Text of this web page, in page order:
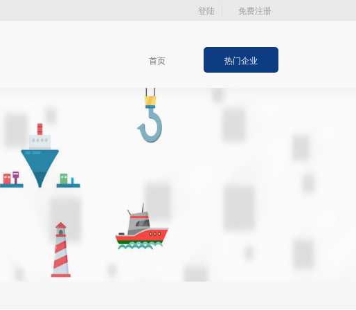
登陆 免费注册
首页 热门企业